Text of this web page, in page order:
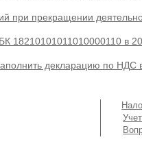
при прекращении
18210101011010000110 в
декларацию по НДС